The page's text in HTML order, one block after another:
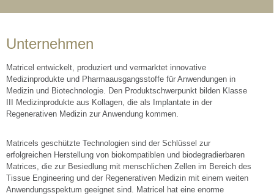
Unternehmen
Matricel entwickelt, produziert und vermarktet innovative
Medizinprodukte und Pharmaausgangsstoffe für Anwendungen in
Medizin und Biotechnologie. Den Produktschwerpunkt bilden Klasse
III Medizinprodukte aus Kollagen, die als Implantate in der
Regenerativen Medizin zur Anwendung kommen.
Matricels geschützte Technologien sind der Schlüssel zur
erfolgreichen Herstellung von biokompatiblen und biodegradierbaren
Matrices, die zur Besiedlung mit menschlichen Zellen im Bereich des
Tissue Engineering und der Regenerativen Medizin mit einem weiten
Anwendungsspektum geeignet sind. Matricel hat eine enorme